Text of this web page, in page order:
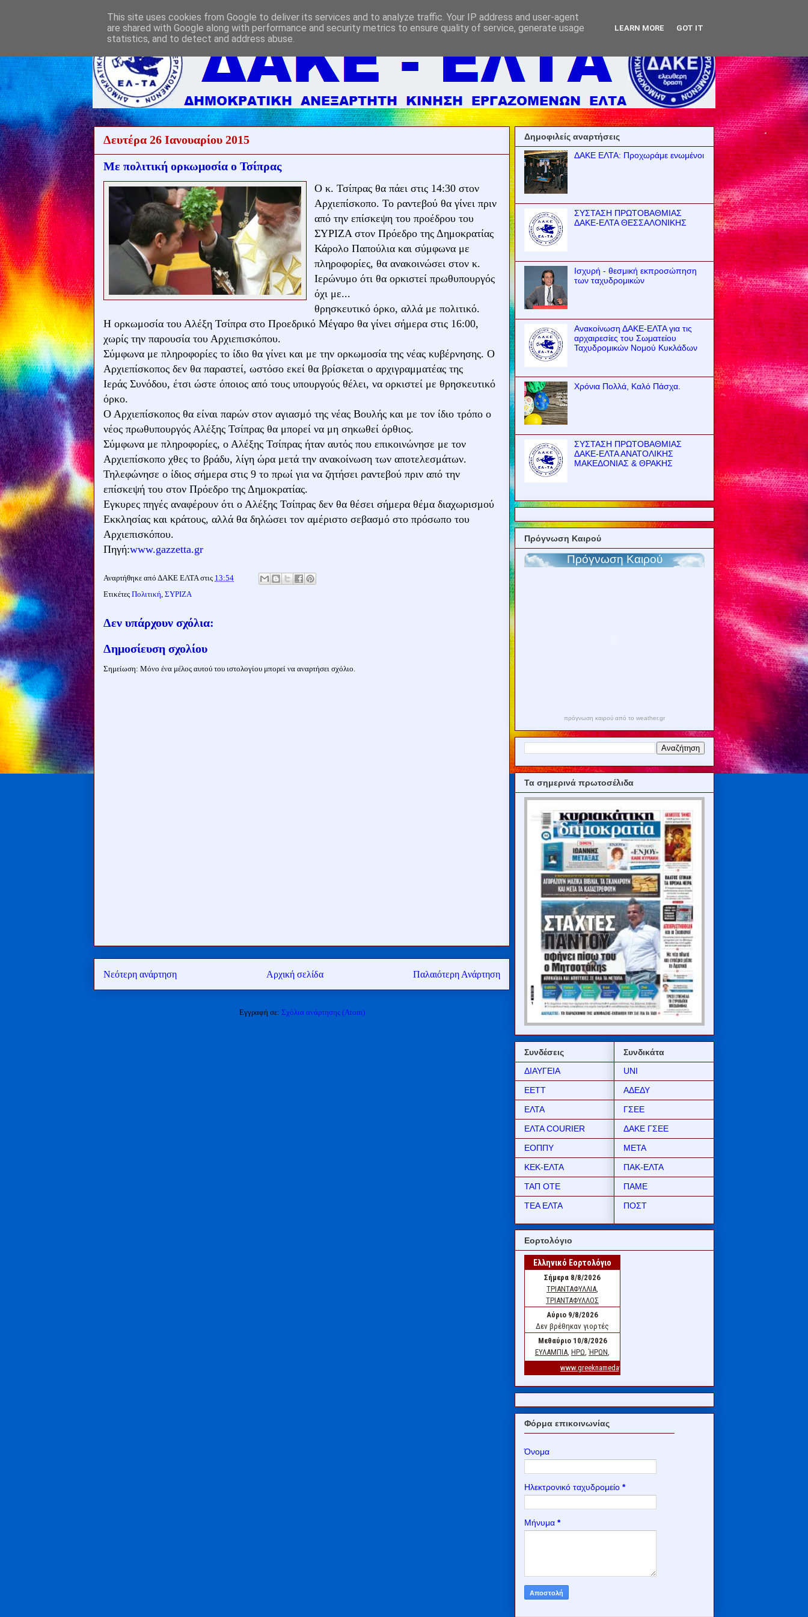
Δευτέρα 26 Ιανουαρίου 2015
Με πολιτική ορκωμοσία ο Τσίπρας
Ο κ. Τσίπρας θα πάει στις 14:30 στον
Αρχιεπίσκοπο. Το ραντεβού θα γίνει πριν
από την επίσκεψη του προέδρου του
ΣΥΡΙΖΑ στον Πρόεδρο της Δημοκρατίας
Κάρολο Παπούλια και σύμφωνα με
πληροφορίες, θα ανακοινώσει στον κ.
Ιερώνυμο ότι θα ορκιστεί πρωθυπουργός
όχι με...
θρησκευτικό όρκο, αλλά με πολιτικό.
Η ορκωμοσία του Αλέξη Τσίπρα στο Προεδρικό Μέγαρο θα γίνει σήμερα στις 16:00,
χωρίς την παρουσία του Αρχιεπισκόπου.
Σύμφωνα με πληροφορίες το ίδιο θα γίνει και με την ορκωμοσία της νέας κυβέρνησης. Ο
Αρχιεπίσκοπος δεν θα παραστεί, ωστόσο εκεί θα βρίσκεται ο αρχιγραμματέας της
Ιεράς Συνόδου, έτσι ώστε όποιος από τους υπουργούς θέλει, να ορκιστεί με θρησκευτικό
όρκο.
Ο Αρχιεπίσκοπος θα είναι παρών στον αγιασμό της νέας Βουλής και με τον ίδιο τρόπο ο
νέος πρωθυπουργός Αλέξης Τσίπρας θα μπορεί να μη σηκωθεί όρθιος.
Σύμφωνα με πληροφορίες, ο Αλέξης Τσίπρας ήταν αυτός που επικοινώνησε με τον
Αρχιεπίσκοπο χθες το βράδυ, λίγη ώρα μετά την ανακοίνωση των αποτελεσμάτων.
Τηλεφώνησε ο ίδιος σήμερα στις 9 το πρωί για να ζητήσει ραντεβού πριν από την
επίσκεψή του στον Πρόεδρο της Δημοκρατίας.
Εγκυρες πηγές αναφέρουν ότι ο Αλέξης Τσίπρας δεν θα θέσει σήμερα θέμα διαχωρισμού
Εκκλησίας και κράτους, αλλά θα δηλώσει τον αμέριστο σεβασμό στο πρόσωπο του
Αρχιεπισκόπου.
Πηγή:www.gazzetta.gr
Αναρτήθηκε από ΔΑΚΕ ΕΛΤΑ στις 13:54
Ετικέτες Πολιτική, ΣΥΡΙΖΑ
Δεν υπάρχουν σχόλια:
Δημοσίευση σχολίου
Σημείωση: Μόνο ένα μέλος αυτού του ιστολογίου μπορεί να αναρτήσει σχόλιο.
Νεότερη ανάρτηση Παλαιότερη Ανάρτηση
Αρχική σελίδα
Εγγραφή σε: Σχόλια ανάρτησης (Atom)
Δημοφιλείς αναρτήσεις
ΔΑΚΕ ΕΛΤΑ: Προχωράμε ενωμένοι
ΣΥΣΤΑΣΗ ΠΡΩΤΟΒΑΘΜΙΑΣ
ΔΑΚΕ-ΕΛΤΑ ΘΕΣΣΑΛΟΝΙΚΗΣ
Ισχυρή - θεσμική εκπροσώπηση
των ταχυδρομικών
Ανακοίνωση ΔΑΚΕ-ΕΛΤΑ για τις
αρχαιρεσίες του Σωματείου
Ταχυδρομικών Νομού Κυκλάδων
Χρόνια Πολλά, Καλό Πάσχα.
ΣΥΣΤΑΣΗ ΠΡΩΤΟΒΑΘΜΙΑΣ
ΔΑΚΕ-ΕΛΤΑ ΑΝΑΤΟΛΙΚΗΣ
ΜΑΚΕΔΟΝΙΑΣ & ΘΡΑΚΗΣ
Πρόγνωση Καιρού
πρόγνωση καιρού από το weather.gr
Τα σημερινά πρωτοσέλιδα
Συνδέσεις
ΔΙΑΥΓΕΙΑ
ΕΕΤΤ
ΕΛΤΑ
ΕΛΤΑ COURIER
ΕΟΠΠΥ
ΚΕΚ-ΕΛΤΑ
ΤΑΠ ΟΤΕ
ΤΕΑ ΕΛΤΑ
Συνδικάτα
UNI
ΑΔΕΔΥ
ΓΣΕΕ
ΔΑΚΕ ΓΣΕΕ
ΜΕΤΑ
ΠΑΚ-ΕΛΤΑ
ΠΑΜΕ
ΠΟΣΤ
Εορτολόγιο
Φόρμα επικοινωνίας
Όνομα
Ηλεκτρονικό ταχυδρομείο *
Μήνυμα *
This site uses cookies from Google to deliver its services and to analyze traffic. Your IP address and user-agent
are shared with Google along with performance and security metrics to ensure quality of service, generate usage
statistics, and to detect and address abuse.
LEARN MORE GOT IT